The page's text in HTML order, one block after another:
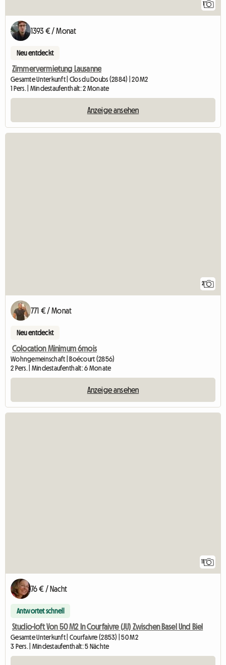
1
1393 € / Monat
Neu entdeckt
Zimmervermietung Lausanne
Gesamte Unterkunft | Clos du Doubs (2884) | 20 M2
1 Pers. | Mindestaufenthalt: 2 Monate
Anzeige ansehen
2
771 € / Monat
Neu entdeckt
Colocation Minimum 6mois
Wohngemeinschaft | Boécourt (2856)
2 Pers. | Mindestaufenthalt: 6 Monate
Anzeige ansehen
11
76 € / Nacht
Antwortet schnell
Studio-loft Von 50 M2 In Courfaivre (JU) Zwischen Basel Und Biel
Gesamte Unterkunft | Courfaivre (2853) | 50 M2
3 Pers. | Mindestaufenthalt: 5 Nächte